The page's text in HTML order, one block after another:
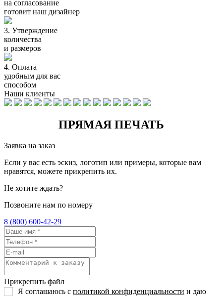
на согласование
готовит наш дизайнер
3. Утверждение
количества
и размеров
4. Оплата
удобным для вас
способом
Наши клиенты
ПРЯМАЯ ПЕЧАТЬ
Заявка на заказ
Если у вас есть эскиз, логотип или примеры, которые вам
нравятся, можете прикрепить их.
Не хотите ждать?
Позвоните нам по номеру
8 (800) 600-42-29
Прикрепить файл
Я соглашаюсь с политикой конфиденциальности и даю